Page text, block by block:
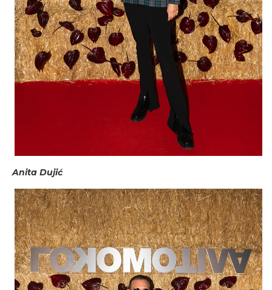
Anita Dujić